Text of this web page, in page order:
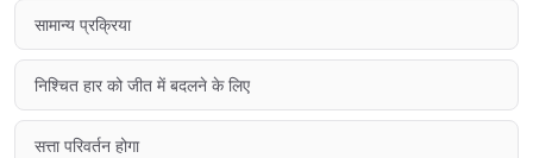
सामान्य प्रक्रिया
निश्चित हार को जीत में बदलने के लिए
सत्ता परिवर्तन होगा